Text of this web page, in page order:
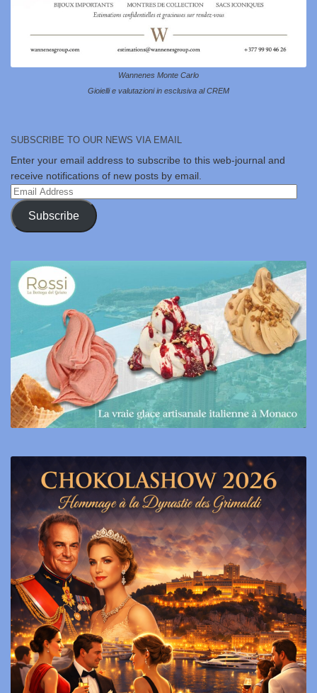
Wannenes Monte Carlo
Gioielli e valutazioni in esclusiva al CREM
SUBSCRIBE TO OUR NEWS VIA EMAIL
Enter your email address to subscribe to this web-journal and
receive notifications of new posts by email.
Email
Address
Subscribe